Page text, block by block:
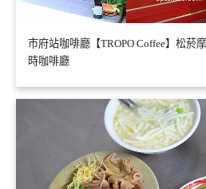
市府站咖啡廳【TROPO Coffee】松菸
時咖啡廳